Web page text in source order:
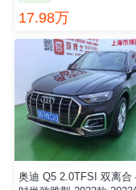
17.98万
奥迪 Q5 2.0TFSI 双离合